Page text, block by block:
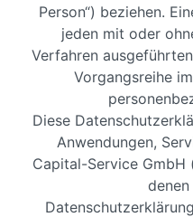
Person“) beziehen.
jeden mit oder
Verfahren
Vorgangsreihe
Diese
Anwendungen,
Capital-Service GmbH